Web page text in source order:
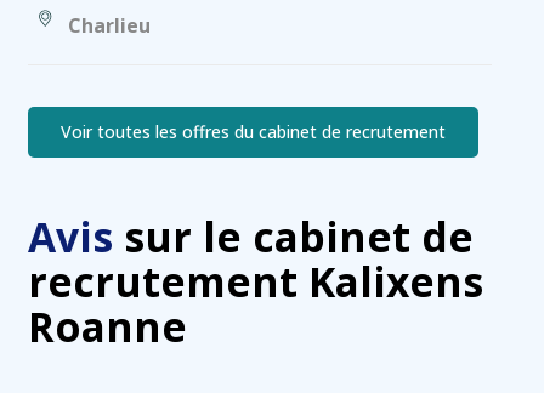
Charlieu
Voir toutes les offres du cabinet de recrutement
Avis sur le cabinet de
recrutement Kalixens
Roanne​